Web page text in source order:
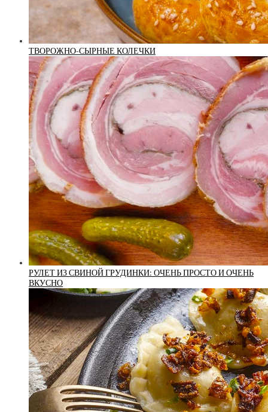
ТВОРОЖНО-СЫРНЫЕ КОЛЕЧКИ
РУЛЕТ ИЗ СВИНОЙ ГРУДИНКИ: ОЧЕНЬ ПРОСТО И ОЧЕНЬ
ВКУСНО